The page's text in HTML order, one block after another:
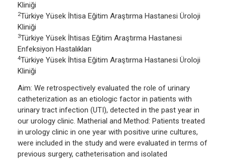
Kliniği
2Türkiye Yüsek İhtisa Eğitim Araştırma Hastanesi Üroloji
Kliniği
3Türkiye Yüsek İhtisas Eğitim Araştırma Hastanesi
Enfeksiyon Hastalıkları
4Türkiye Yüsek İhtisa Eğitim Araştırma Hastanesi Üroloji
Kliniği
Aim: We retrospectively evaluated the role of urinary
catheterization as an etiologic factor in patients with
urinary tract infection (UTI), detected in the past year in
our urology clinic. Matherial and Method: Patients treated
in urology clinic in one year with positive urine cultures,
were included in the study and were evaluated in terms of
previous surgery, catheterisation and isolated